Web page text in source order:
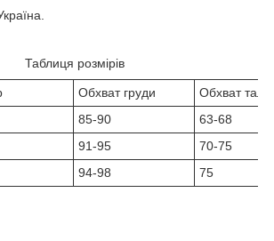
Таблиця розмірів
Обхват груди
Обхват талії
85-90
63-68
91-95
70-75
94-98 75